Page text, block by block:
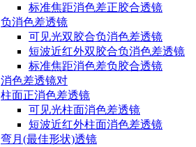
标准焦距消色差正胶合透镜
负消色差透镜
可见光双胶合负消色差透镜
短波近红外双胶合负消色差透镜
标准焦距消色差负胶合透镜
消色差透镜对
柱面正消色差透镜
可见光柱面消色差透镜
短波近红外柱面消色差透镜
弯月(最佳形状)透镜